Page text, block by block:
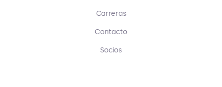
Carreras
Contacto
Socios